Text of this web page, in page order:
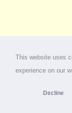
This website uses
experience on our
Decline